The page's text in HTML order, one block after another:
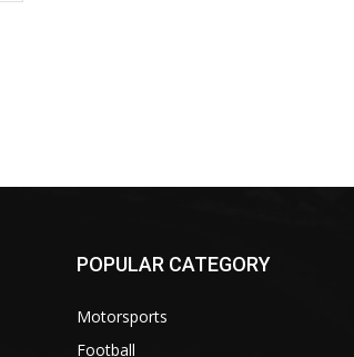
POPULAR CATEGORY
Motorsports
Football